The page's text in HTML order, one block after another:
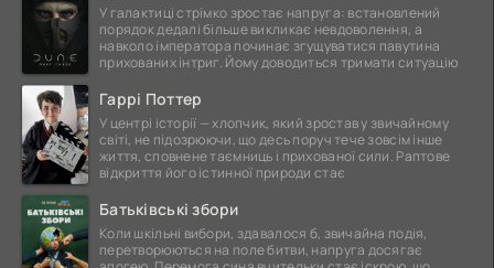
У галактиці стрімко зростає напруга: встановлений
порядок дедалі більше викликає невдоволення, а
навколо імператора починає згущуватися павутина
прихованих інтриг. Йому доводиться тримати ситуацію
Гаррі Поттер
У центрі історії — хлопчик, який зростав у звичайному
світі, не підозрюючи, що десь поруч тече зовсім інше
життя, сповнене таємниць і прихованої сили. Раптове
відкриття його істинної природи стає
Батьківські збори
Коли шкільні вибори, здавалося б, звичайна подія,
перетворюються на поле битви, напруга досягає